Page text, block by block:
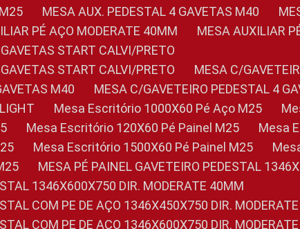
MESA AUX. PEDESTAL 4 GAVETAS M40
PÉ AÇO MODERATE 40MM
MESA AUXILIAR
START CALVI/PRETO
START CALVI/PRETO
MESA C/
M40
MESA C/GAVETEIRO PEDESTAL 4
LIGHT
Mesa Escritório 1000X60 Pé Aço M25
Mesa Escritório 120X60 Pé Painel M25
Mesa Escritório 1500X60 Pé Painel M25
MESA PÉ PAINEL GAVETEIRO PEDESTAL
1346X600X750 DIR. MODERATE 40MM
COM PE DE AÇO 1346X450X750 DIR.
COM PE DE AÇO 1346X600X750 DIR.